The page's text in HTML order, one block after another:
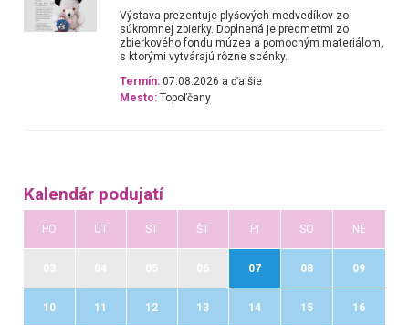
Výstava prezentuje plyšových medvedíkov zo
súkromnej zbierky. Doplnená je predmetmi zo
zbierkového fondu múzea a pomocným materiálom,
s ktorými vytvárajú rôzne scénky.
Termín: 07.08.2026 a ďalšie
Mesto: Topoľčany
Kalendár podujatí
PO UT ST ŠT PI SO NE
07 08 09
10 11 12 13 14 15 16